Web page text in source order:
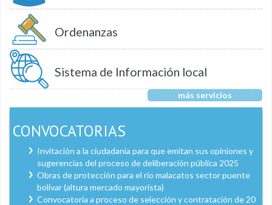
Ordenanzas
Sistema de Información local
más servicios
CONVOCATORIAS
Invitación a la ciudadanía para que emitan sus opiniones y
sugerencias del proceso de deliberación pública 2025
Obras de protección para el río malacatos sector puente
bolívar (altura mercado mayorista)
Convocatoria a proceso de selección y contratación de 20